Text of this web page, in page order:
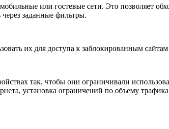
или гостевые сети. Это позволяет
заданные фильтры.
их для доступа к заблокированным сайтам
так, чтобы они ограничивали
установка ограничений по объему